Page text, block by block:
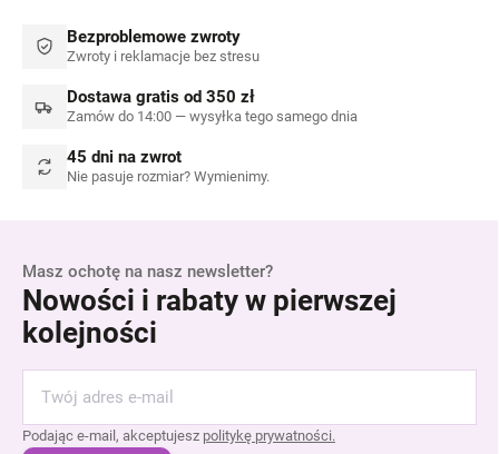
Bezproblemowe zwroty
Zwroty i reklamacje bez stresu
Dostawa gratis od 350 zł
Zamów do 14:00 — wysyłka tego samego dnia
45 dni na zwrot
Nie pasuje rozmiar? Wymienimy.
Masz ochotę na nasz newsletter?
Nowości i rabaty w pierwszej
kolejności
Podając e-mail, akceptujesz politykę prywatności.